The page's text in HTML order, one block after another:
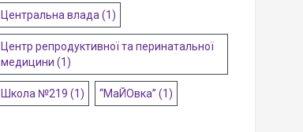
Центральна влада(1)
Центр репродуктивної та перинатальної
медицини (1)
Школа №219 (1) “МаЙОвка” (1)